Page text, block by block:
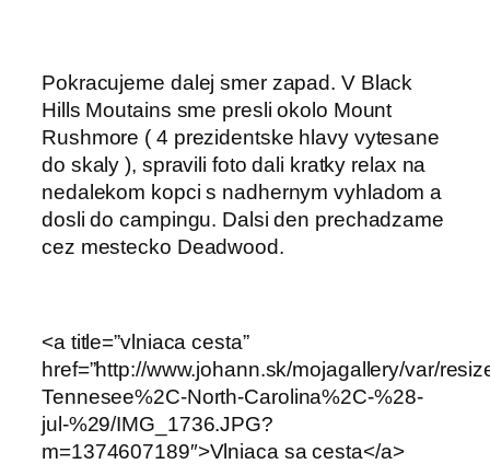
Pokracujeme dalej smer zapad. V Black
Hills Moutains sme presli okolo Mount
Rushmore ( 4 prezidentske hlavy vytesane
do skaly ), spravili foto dali kratky relax na
nedalekom kopci s nadhernym vyhladom a
dosli do campingu. Dalsi den prechadzame
cez mestecko Deadwood.
<a title=”vlniaca cesta”
href=”http://www.johann.sk/mojagallery/var/
Tennesee%2C-North-Carolina%2C-%28-
jul-%29/IMG_1736.JPG?
m=1374607189″>Vlniaca sa cesta</a>